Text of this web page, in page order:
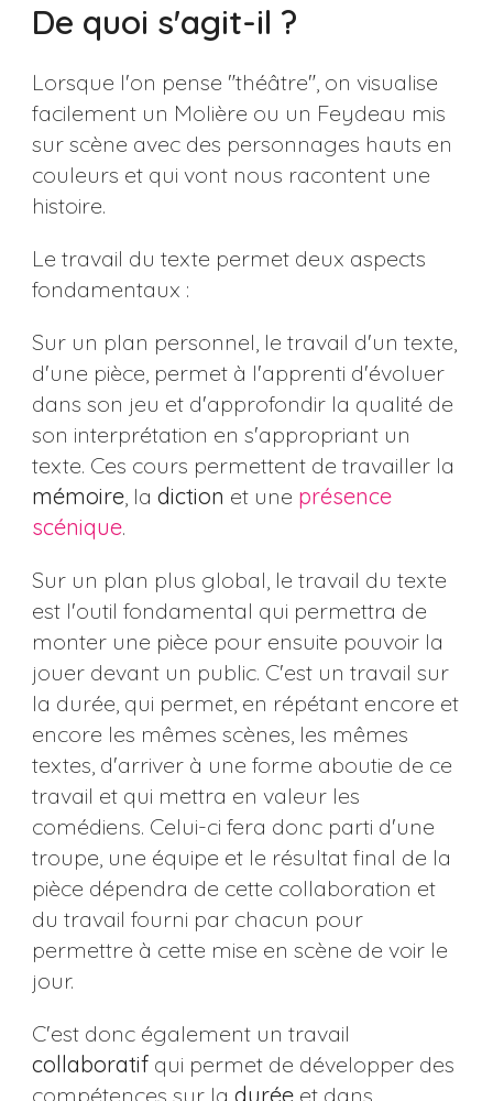
De quoi s'agit-il ?
Lorsque l'on pense "théâtre", on visualise
facilement un Molière ou un Feydeau mis
sur scène avec des personnages hauts en
couleurs et qui vont nous racontent une
histoire.
Le travail du texte permet deux aspects
fondamentaux :
Sur un plan personnel, le travail d'un texte,
d'une pièce, permet à l'apprenti d'évoluer
dans son jeu et d'approfondir la qualité de
son interprétation en s'appropriant un
texte. Ces cours permettent de travailler la
mémoire, la diction et une présence
scénique.
Sur un plan plus global, le travail du texte
est l'outil fondamental qui permettra de
monter une pièce pour ensuite pouvoir la
jouer devant un public. C'est un travail sur
la durée, qui permet, en répétant encore et
encore les mêmes scènes, les mêmes
textes, d'arriver à une forme aboutie de ce
travail et qui mettra en valeur les
comédiens. Celui-ci fera donc parti d'une
troupe, une équipe et le résultat final de la
pièce dépendra de cette collaboration et
du travail fourni par chacun pour
permettre à cette mise en scène de voir le
jour.
C'est donc également un travail
collaboratif qui permet de développer des
compétences sur la duréeet dans